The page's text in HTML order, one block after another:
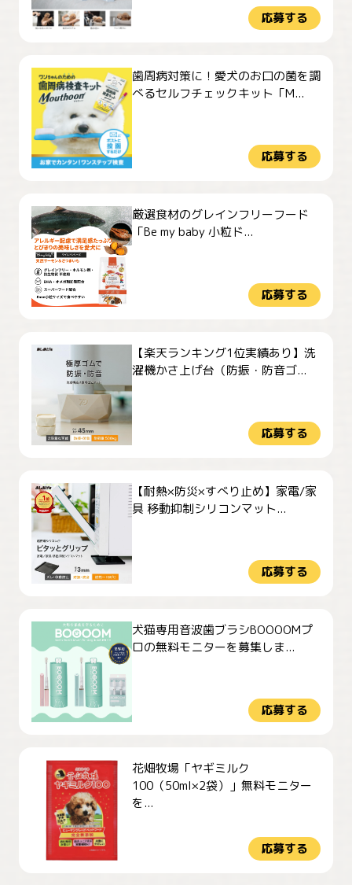
応募する
歯周病対策に！愛犬のお口の菌を調
べるセルフチェックキット「M...
応募する
厳選食材のグレインフリーフード
「Be my baby 小粒ド...
応募する
【楽天ランキング1位実績あり】洗
濯機かさ上げ台（防振・防音ゴ...
応募する
【耐熱×防災×すべり止め】家電/家
具 移動抑制シリコンマット...
応募する
犬猫専用音波歯ブラシBOOOOMプ
ロの無料モニターを募集しま...
応募する
花畑牧場「ヤギミルク
100（50ml×2袋）」無料モニター
を...
応募する